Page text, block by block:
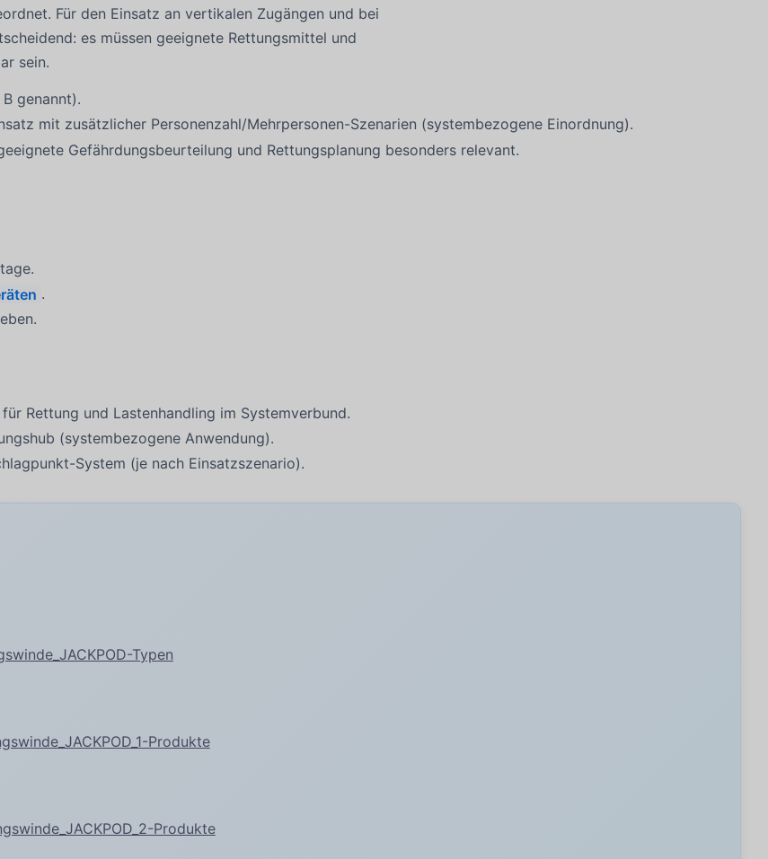
Für den Einsatz an vertikalen Zugängen und bei
es müssen geeignete Rettungsmittel und
sein.
genannt).
mit zusätzlicher Personenzahl/Mehrpersonen-Szenarien (systembezogene Einordnung).
Gefährdungsbeurteilung und Rettungsplanung besonders relevant.
.
Rettung und Lastenhandling im Systemverbund.
(systembezogene Anwendung).
System (je nach Einsatzszenario).
Typen
Produkte
Produkte